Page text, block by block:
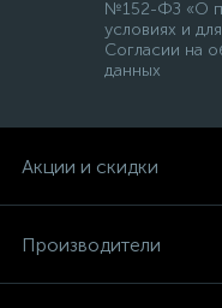
№152-ФЗ «О
условиях и
Согласии на
данных
Акции и скидки
Производители